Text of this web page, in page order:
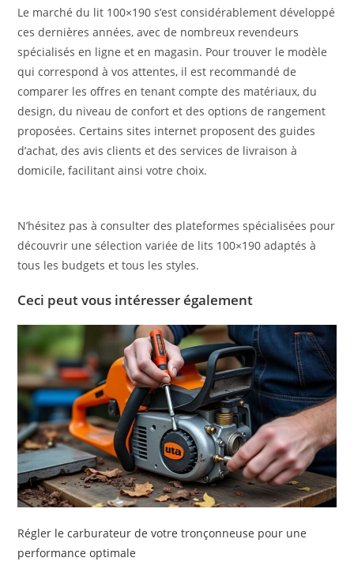
Le marché du lit 100×190 s’est considérablement développé
ces dernières années, avec de nombreux revendeurs
spécialisés en ligne et en magasin. Pour trouver le modèle
qui correspond à vos attentes, il est recommandé de
comparer les offres en tenant compte des matériaux, du
design, du niveau de confort et des options de rangement
proposées. Certains sites internet proposent des guides
d’achat, des avis clients et des services de livraison à
domicile, facilitant ainsi votre choix.
N’hésitez pas à consulter des plateformes spécialisées pour
découvrir une sélection variée de lits 100×190 adaptés à
tous les budgets et tous les styles.
Ceci peut vous intéresser également
Régler le carburateur de votre tronçonneuse pour une
performance optimale